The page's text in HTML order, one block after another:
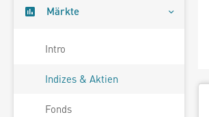
Märkte
Intro
Indizes & Aktien
Fonds